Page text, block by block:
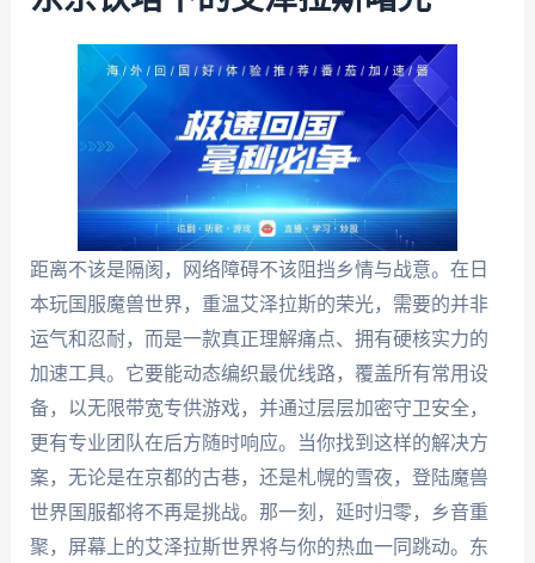
距离不该是隔阂，网络障碍不该阻挡乡情与战意。在日
本玩国服魔兽世界，重温艾泽拉斯的荣光，需要的并非
运气和忍耐，而是一款真正理解痛点、拥有硬核实力的
加速工具。它要能动态编织最优线路，覆盖所有常用设
备，以无限带宽专供游戏，并通过层层加密守卫安全，
更有专业团队在后方随时响应。当你找到这样的解决方
案，无论是在京都的古巷，还是札幌的雪夜，登陆魔兽
世界国服都将不再是挑战。那一刻，延时归零，乡音重
聚，屏幕上的艾泽拉斯世界将与你的热血一同跳动。东